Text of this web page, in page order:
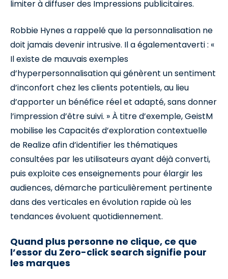
limiter à diffuser des Impressions publicitaires.
Robbie Hynes a rappelé que la personnalisation ne
doit jamais devenir intrusive. Il a égalementaverti : «
Il existe de mauvais exemples
d’hyperpersonnalisation qui génèrent un sentiment
d’inconfort chez les clients potentiels, au lieu
d’apporter un bénéfice réel et adapté, sans donner
l’impression d’être suivi. » À titre d’exemple, GeistM
mobilise les Capacités d’exploration contextuelle
de Realize afin d’identifier les thématiques
consultées par les utilisateurs ayant déjà converti,
puis exploite ces enseignements pour élargir les
audiences, démarche particulièrement pertinente
dans des verticales en évolution rapide où les
tendances évoluent quotidiennement.
Quand plus personne ne clique, ce que
l’essor du Zero-click search signifie pour
les marques